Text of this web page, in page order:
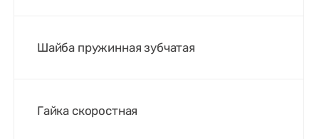
Шайба пружинная зубчатая
Гайка скоростная